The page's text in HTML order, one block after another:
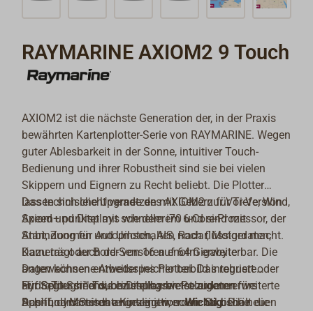
RAYMARINE AXIOM2 9 Touch
AXIOM2 ist die nächste Generation der, in der Praxis
bewährten Kartenplotter-Serie von RAYMARINE. Wegen
guter Ablesbarkeit in der Sonne, intuitiver Touch-
Bedienung und ihrer Robustheit sind sie bei vielen
Skippern und Eignern zu Recht beliebt. Die Plotter
lassen sich leicht vernetzen mit Gebern für Tiefe, Wind,
Speed und Displays wie dem i70 und sind mit
Anbindung für Autopiloten, AIS, Radar, Motordaten,
Kameras oder Bord-Sensoren enorm erweiterbar. Die
Daten können entweder ins Plotterbild integriert oder
auf Split-Screens, beziehungsweise eigenen
Dashboard-Seiten angezeigt werden. So behält die
Das technische Upgrade des AXIOM2 zur Vor-Version
Axiom+ punktet mit schnellerem 6-Core-Prozessor, der
Start, Zoomen und Umschalten noch flüssiger macht.
Dazu trägt auch der von 16 auf 64 Gigabyte
angewachsene Arbeitsspeicher bei. Das robuste
HydroTough™-Touch-Display bietet zudem erweiterte
App‑ und Motordatenintegration.Wichtig: Die neuen
Für Segler sind die einstellbaren Polardaten fürs
Schiff, dynamische Kurslinien, sowie taktische